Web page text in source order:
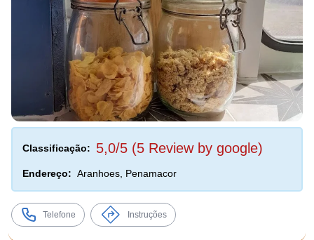
Classificação: 5,0/5 (5 Review by google)
Endereço: Aranhoes, Penamacor
Telefone Instruções